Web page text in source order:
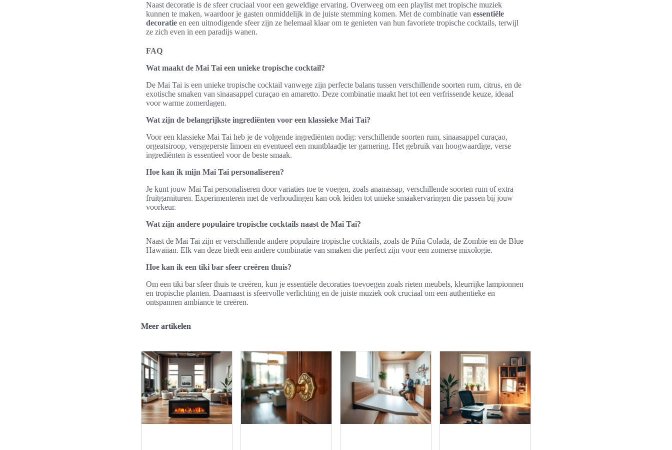
Naast decoratie is de sfeer cruciaal voor een geweldige ervaring. Overweeg om een playlist met tropische muziek
kunnen te maken, waardoor je gasten onmiddelijk in de juiste stemming komen. Met de combinatie van essentiële
decoratie en een uitnodigende sfeer zijn ze helemaal klaar om te genieten van hun favoriete tropische cocktails, terwijl
ze zich even in een paradijs wanen.
FAQ
Wat maakt de Mai Tai een unieke tropische cocktail?
De Mai Tai is een unieke tropische cocktail vanwege zijn perfecte balans tussen verschillende soorten rum, citrus, en de
exotische smaken van sinaasappel curaçao en amaretto. Deze combinatie maakt het tot een verfrissende keuze, ideaal
voor warme zomerdagen.
Wat zijn de belangrijkste ingrediënten voor een klassieke Mai Tai?
Voor een klassieke Mai Tai heb je de volgende ingrediënten nodig: verschillende soorten rum, sinaasappel curaçao,
orgeatsiroop, versgeperste limoen en eventueel een muntblaadje ter garnering. Het gebruik van hoogwaardige, verse
ingrediënten is essentieel voor de beste smaak.
Hoe kan ik mijn Mai Tai personaliseren?
Je kunt jouw Mai Tai personaliseren door variaties toe te voegen, zoals ananassap, verschillende soorten rum of extra
fruitgarnituren. Experimenteren met de verhoudingen kan ook leiden tot unieke smaakervaringen die passen bij jouw
voorkeur.
Wat zijn andere populaire tropische cocktails naast de Mai Tai?
Naast de Mai Tai zijn er verschillende andere populaire tropische cocktails, zoals de Piña Colada, de Zombie en de Blue
Hawaiian. Elk van deze biedt een andere combinatie van smaken die perfect zijn voor een zomerse mixologie.
Hoe kan ik een tiki bar sfeer creëren thuis?
Om een tiki bar sfeer thuis te creëren, kun je essentiële decoraties toevoegen zoals rieten meubels, kleurrijke lampionnen
en tropische planten. Daarnaast is sfeervolle verlichting en de juiste muziek ook cruciaal om een authentieke en
ontspannen ambiance te creëren.
Meer artikelen